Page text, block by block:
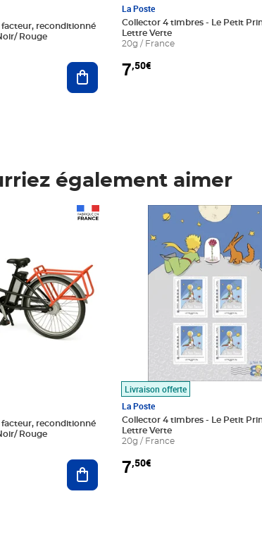
facteur, reconditionné
Rouge
Ajouter au panier
La Poste
Collector 4 timbres - Le Petit
Lettre Verte
20g / France
7,50€
également aimer
facteur, reconditionné
Rouge
Ajouter au panier
Livraison offerte
La Poste
Collector 4 timbres - Le Petit
Lettre Verte
20g / France
7,50€
Prix 7,50€